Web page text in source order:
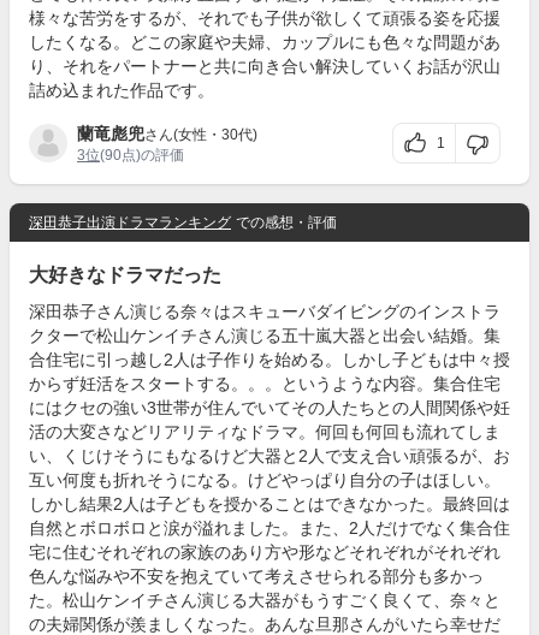
様々な苦労をするが、それでも子供が欲しくて頑張る姿を応援
したくなる。どこの家庭や夫婦、カップルにも色々な問題があ
り、それをパートナーと共に向き合い解決していくお話が沢山
詰め込まれた作品です。
蘭竜彪兜さん(女性・30代)
3位(90点)の評価
1
深田恭子出演ドラマランキング での感想・評価
大好きなドラマだった
深田恭子さん演じる奈々はスキューバダイビングのインストラ
クターで松山ケンイチさん演じる五十嵐大器と出会い結婚。集
合住宅に引っ越し2人は子作りを始める。しかし子どもは中々授
からず妊活をスタートする。。。というような内容。集合住宅
にはクセの強い3世帯が住んでいてその人たちとの人間関係や妊
活の大変さなどリアリティなドラマ。何回も何回も流れてしま
い、くじけそうにもなるけど大器と2人で支え合い頑張るが、お
互い何度も折れそうになる。けどやっぱり自分の子はほしい。
しかし結果2人は子どもを授かることはできなかった。最終回は
自然とボロボロと涙が溢れました。また、2人だけでなく集合住
宅に住むそれぞれの家族のあり方や形などそれぞれがそれぞれ
色んな悩みや不安を抱えていて考えさせられる部分も多かっ
た。松山ケンイチさん演じる大器がもうすごく良くて、奈々と
の夫婦関係が羨ましくなった。あんな旦那さんがいたら幸せだ